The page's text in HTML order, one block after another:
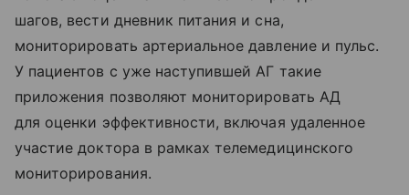
шагов, вести дневник питания и сна,
мониторировать артериальное давление и пульс.
У пациентов с уже наступившей АГ такие
приложения позволяют мониторировать АД
для оценки эффективности, включая удаленное
участие доктора в рамках телемедицинского
мониторирования.